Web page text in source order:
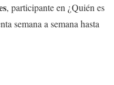
, participante en ¿Quién es
semana a semana hasta